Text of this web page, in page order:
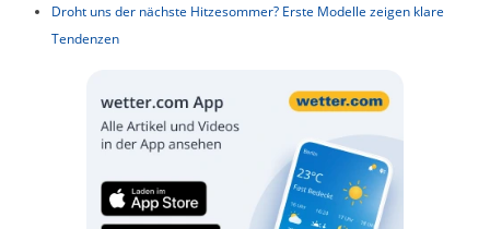
Droht uns der nächste Hitzesommer? Erste Modelle zeigen klare
Tendenzen